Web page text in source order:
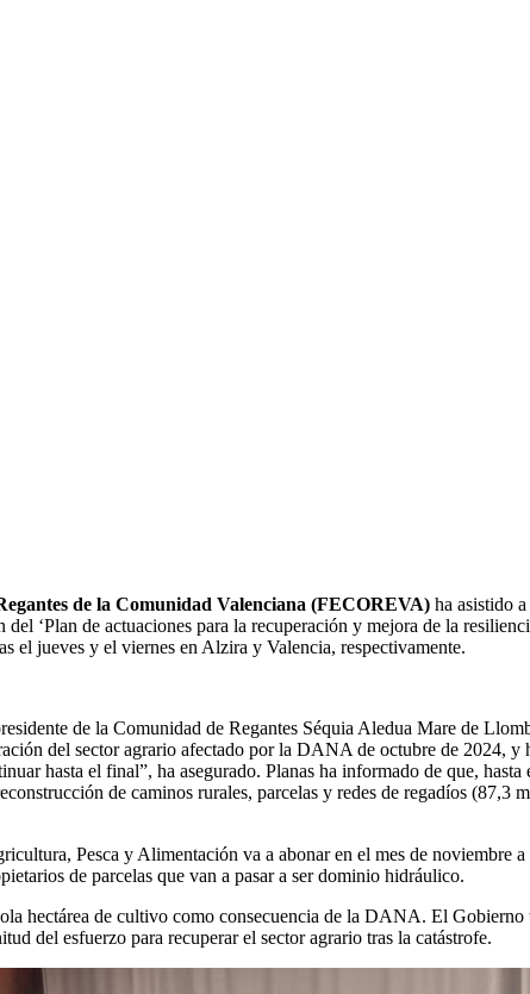
de la Comunidad Valenciana (FECOREVA) ha asistido
‘Plan de actuaciones para la recuperación y mejora de la
el jueves y el viernes en Alzira y Valencia, respectivamente.
de la Comunidad de Regantes Séquia Aledua Mare de
del sector agrario afectado por la DANA de octubre de 2024, y
hasta el final”, ha asegurado. Planas ha informado de que,
de caminos rurales, parcelas y redes de regadíos
Pesca y Alimentación va a abonar en el mes de noviembre
de parcelas que van a pasar a ser dominio hidráulico.
hectárea de cultivo como consecuencia de la DANA. El
del esfuerzo para recuperar el sector agrario tras la catástrofe.